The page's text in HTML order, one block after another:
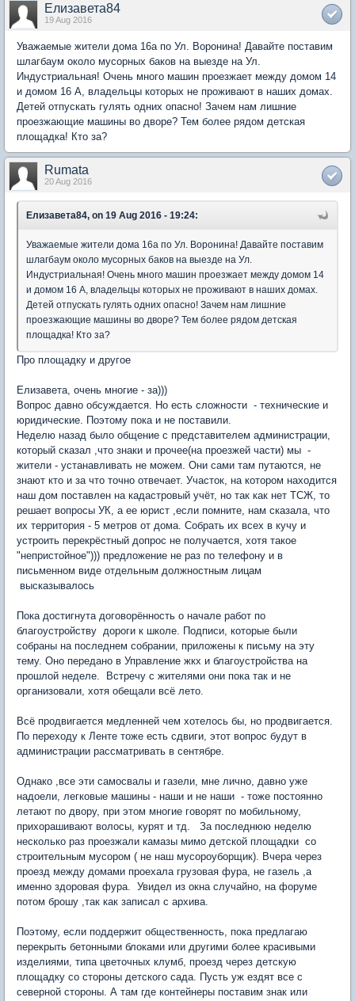
Елизавета84
19 Aug 2016
Уважаемые жители дома 16а по Ул. Воронина! Давайте поставим
шлагбаум около мусорных баков на выезде на Ул.
Индустриальная! Очень много машин проезжает между домом 14
и домом 16 А, владельцы которых не проживают в наших домах.
Детей отпускать гулять одних опасно! Зачем нам лишние
проезжающие машины во дворе? Тем более рядом детская
площадка! Кто за?
Rumata
20 Aug 2016
Елизавета84, on 19 Aug 2016 - 19:24:
Уважаемые жители дома 16а по Ул. Воронина! Давайте поставим
шлагбаум около мусорных баков на выезде на Ул.
Индустриальная! Очень много машин проезжает между домом 14
и домом 16 А, владельцы которых не проживают в наших домах.
Детей отпускать гулять одних опасно! Зачем нам лишние
проезжающие машины во дворе? Тем более рядом детская
площадка! Кто за?
Про площадку и другое
Елизавета, очень многие - за)))
Вопрос давно обсуждается. Но есть сложности - технические и
юридические. Поэтому пока и не поставили.
Неделю назад было общение с представителем администрации,
который сказал ,что знаки и прочее(на проезжей части) мы -
жители - устанавливать не можем. Они сами там путаются, не
знают кто и за что точно отвечает. Участок, на котором находится
наш дом поставлен на кадастровый учёт, но так как нет ТСЖ, то
решает вопросы УК, а ее юрист ,если помните, нам сказала, что
их территория - 5 метров от дома. Собрать их всех в кучу и
устроить перекрёстный допрос не получается, хотя такое
"непристойное"))) предложение не раз по телефону и в
письменном виде отдельным должностным лицам
высказывалось
Пока достигнута договорённость о начале работ по
благоустройству дороги к школе. Подписи, которые были
собраны на последнем собрании, приложены к письму на эту
тему. Оно передано в Управление жкх и благоустройства на
прошлой неделе. Встречу с жителями они пока так и не
организовали, хотя обещали всё лето.
Всё продвигается медленней чем хотелось бы, но продвигается.
По переходу к Ленте тоже есть сдвиги, этот вопрос будут в
администрации рассматривать в сентябре.
Однако ,все эти самосвалы и газели, мне лично, давно уже
надоели, легковые машины - наши и не наши - тоже постоянно
летают по двору, при этом многие говорят по мобильному,
прихорашивают волосы, курят и тд. За последнюю неделю
несколько раз проезжали камазы мимо детской площадки со
строительным мусором ( не наш мусороуборщик). Вчера через
проезд между домами проехала грузовая фура, не газель ,а
именно здоровая фура. Увидел из окна случайно, на форуме
потом брошу ,так как записал с архива.
Поэтому, если поддержит общественность, пока предлагаю
перекрыть бетонными блоками или другими более красивыми
изделиями, типа цветочных клумб, проезд через детскую
площадку со стороны детского сада. Пусть уж ездят все с
северной стороны. А там где контейнеры поставим знак или